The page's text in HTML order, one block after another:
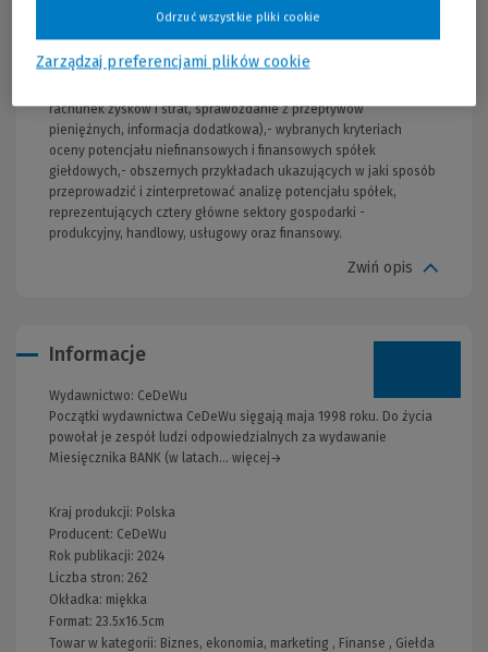
skoncentrowali się na: - pojęciu potencjału przedsiębiorstw i jego
charakterystyce podstawowych źródeł danych finansowych o
rachunek zysków i strat, sprawozdanie z przepływów
pieniężnych, informacja dodatkowa),- wybranych kryteriach
oceny potencjału niefinansowych i finansowych spółek
giełdowych,- obszernych przykładach ukazujących w jaki sposób
przeprowadzić i zinterpretować analizę potencjału spółek,
reprezentujących cztery główne sektory gospodarki -
produkcyjny, handlowy, usługowy oraz finansowy.
Zwiń opis
Informacje
Wydawnictwo: CeDeWu
Początki wydawnictwa CeDeWu sięgają maja 1998 roku. Do życia
powołał je zespół ludzi odpowiedzialnych za wydawanie
Miesięcznika BANK (w latach... więcej→
Kraj produkcji: Polska
Producent: CeDeWu
Rok publikacji: 2024
Liczba stron: 262
Okładka: miękka
Format: 23.5x16.5cm
Towar w kategorii: Biznes, ekonomia, marketing , Finanse , Giełda
Zarządzaj preferencjami plików cookie
Odrzuć wszystkie pliki cookie